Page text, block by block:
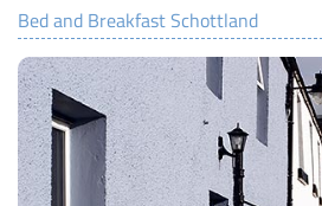
LAND & LEUTE
LERNCENTER
ENGLISCH
ENGLAND ZUHAUSE
BRITISH SHOP
Bed and Breakfast Schottland